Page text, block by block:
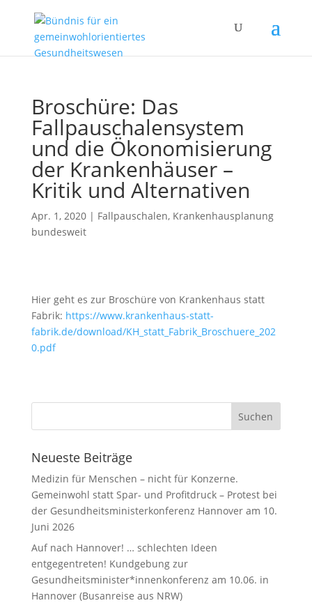
Broschüre: Das
Fallpauschalensystem
und die Ökonomisierung
der Krankenhäuser –
Kritik und Alternativen
Apr. 1, 2020| Fallpauschalen, Krankenhausplanung
bundesweit
Hier geht es zur Broschüre von Krankenhaus statt
Fabrik: https://www.krankenhaus-statt-
fabrik.de/download/KH_statt_Fabrik_Broschuere_202
0.pdf
Neueste Beiträge
Medizin für Menschen – nicht für Konzerne.
Gemeinwohl statt Spar- und Profitdruck – Protest bei
der Gesundheitsministerkonferenz Hannover am 10.
Juni 2026
Auf nach Hannover! … schlechten Ideen
entgegentreten! Kundgebung zur
Gesundheitsminister*innenkonferenz am 10.06. in
Hannover (Busanreise aus NRW)